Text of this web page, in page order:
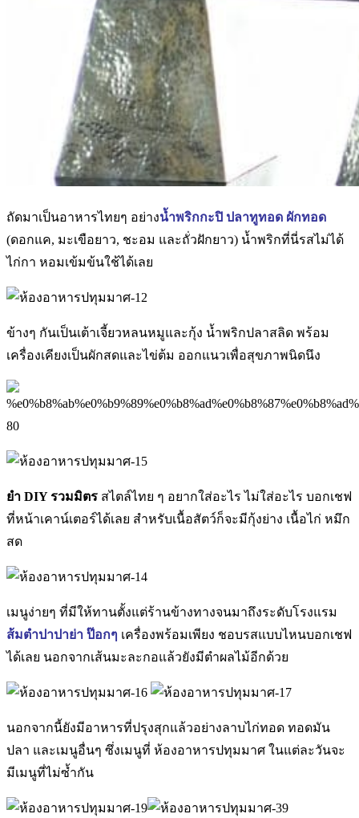
ถัดมาเป็นอาหารไทยๆ อย่างน้ำพริกกะปิ ปลาทูทอด ผักทอด
(ดอกแค, มะเขือยาว, ชะอม และถั่วฝักยาว) น้ำพริกที่นี่รสไม่ได้
ไก่กา หอมเข้มข้นใช้ได้เลย
ข้างๆ กันเป็นเต้าเจี้ยวหลนหมูและกุ้ง น้ำพริกปลาสลิด พร้อม
เครื่องเคียงเป็นผักสดและไข่ต้ม ออกแนวเพื่อสุขภาพนิดนึง
ยำ DIY รวมมิตร สไตล์ไทย ๆ อยากใส่อะไร ไม่ใส่อะไร บอกเชฟ
ที่หน้าเคาน์เตอร์ได้เลย สำหรับเนื้อสัตว์ก็จะมีกุ้งย่าง เนื้อไก่ หมึก
สด
เมนูง่ายๆ ที่มีให้ทานตั้งแต่ร้านข้างทางจนมาถึงระดับโรงแรม
ส้มตำปาปาย่า ป๊อกๆ เครื่องพร้อมเพียง ชอบรสแบบไหนบอกเชฟ
ได้เลย นอกจากเส้นมะละกอแล้วยังมีตำผลไม้อีกด้วย
นอกจากนี้ยังมีอาหารที่ปรุงสุกแล้วอย่างลาบไก่ทอด ทอดมัน
ปลา และเมนูอื่นๆ ซึ่งเมนูที่ ห้องอาหารปทุมมาศ ในแต่ละวันจะ
มีเมนูที่ไม่ซ้ำกัน